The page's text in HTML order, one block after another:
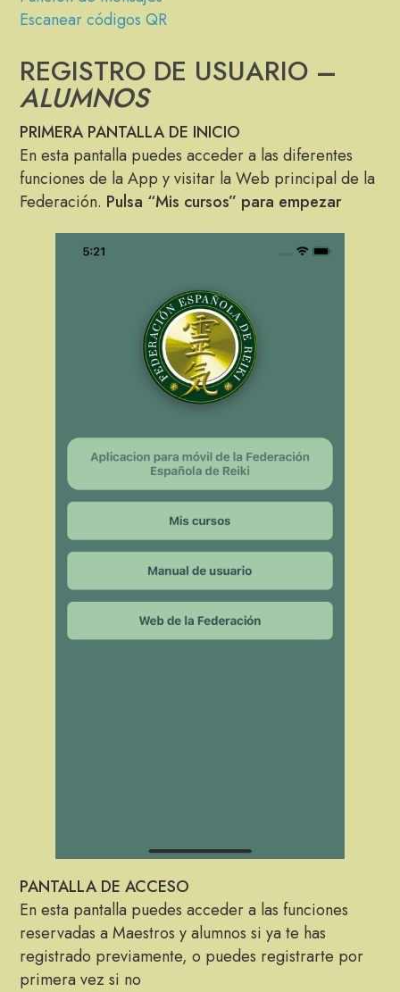
Escanear códigos QR
REGISTRO DE USUARIO –
ALUMNOS
PRIMERA PANTALLA DE INICIO
En esta pantalla puedes acceder a las diferentes
funciones de la App y visitar la Web principal de la
Federación. Pulsa “Mis cursos” para empezar
PANTALLA DE ACCESO
En esta pantalla puedes acceder a las funciones
reservadas a Maestros y alumnos si ya te has
registrado previamente, o puedes registrarte por
primera vez si no